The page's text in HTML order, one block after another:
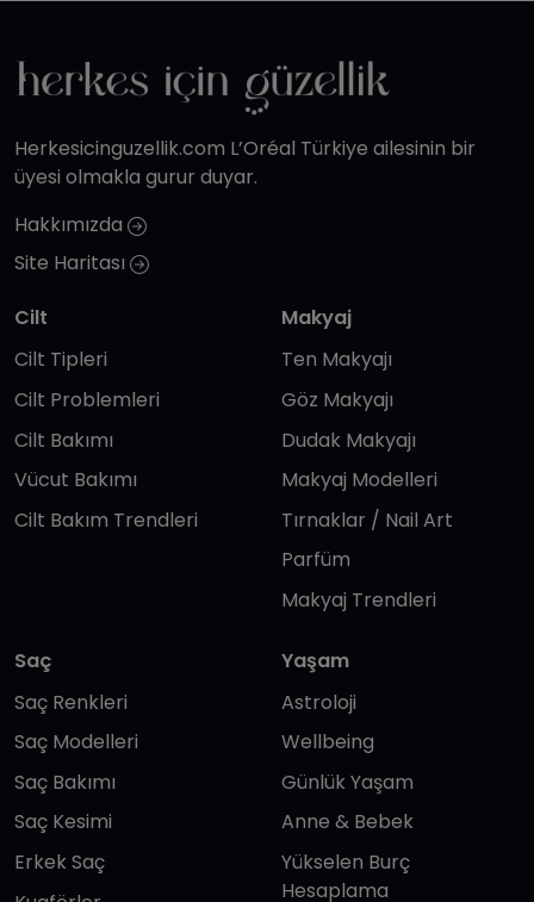
Herkesicinguzellik.com L’Oréal Türkiye ailesinin bir
üyesi olmakla gurur duyar.
Hakkımızda
Site Haritası
Cilt
Cilt Tipleri
Cilt Problemleri
Cilt Bakımı
Vücut Bakımı
Cilt Bakım Trendleri
Makyaj
Ten Makyajı
Göz Makyajı
Dudak Makyajı
Makyaj Modelleri
Tırnaklar / Nail Art
Parfüm
Makyaj Trendleri
Saç
Saç Renkleri
Saç Modelleri
Saç Bakımı
Saç Kesimi
Erkek Saç
Yaşam
Astroloji
Wellbeing
Günlük Yaşam
Anne & Bebek
Yükselen Burç
Hesaplama